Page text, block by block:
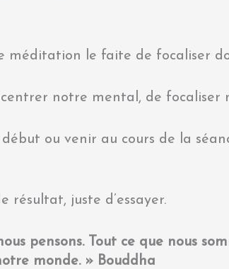
méditation le faite de focaliser
notre mental, de focaliser
ou venir au cours de la
résultat, juste d’essayer.
pensons. Tout ce que nous
monde. » Bouddha